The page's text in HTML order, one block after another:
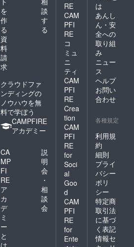
を
作
る
談
す
る
資
料
請
求
クラウドファ
ンディングの
ノウハウを無
料で学ぼう
CAMPFIRE
アカデミー
CA
MP
FI
RE
ア
カ
デ
ミ
ー
と
は
説
明
会
・
相
談
会
RE
CAM
PFI
RE
コ
ミュ
ニ
ティ
CAM
PFI
RE
Crea
tion
CAM
PFI
RE
for
Soci
al
Goo
d
CAM
PFI
RE
for
Ente
は
あんし
ん・安
全への
取り組
み
ニュー
ス
ヘルプ
お問い
合わせ
各種規定
利用規
約
細則
プライ
バシー
ポリ
シー
特定商
取引法
に基づ
く表記
情報セ